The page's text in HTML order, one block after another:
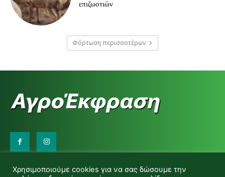
επιζωοτιών
Φόρτωση περισσοτέρων
d.makas@yahoo.gr
Χρησιμοποιούμε cookies για να σας δώσουμε την